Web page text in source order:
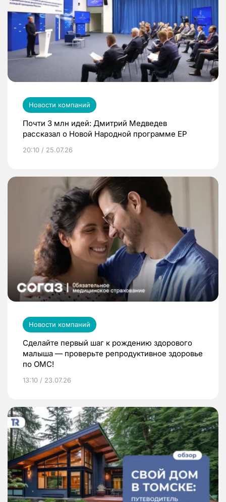
Новости компаний
Почти 3 млн идей: Дмитрий Медведев
рассказал о Новой Народной программе ЕР
20:10 / 25.07.26
Новости компаний
Сделайте первый шаг к рождению здорового
малыша — проверьте репродуктивное здоровье
по ОМС!
13:10 / 23.07.26